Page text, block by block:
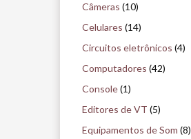
Câmeras (10)
Celulares (14)
Circuitos eletrônicos (4)
Computadores (42)
Console(1)
Editores de VT (5)
Equipamentos de Som (8)